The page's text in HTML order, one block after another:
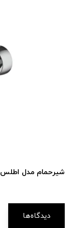
شیر‌حمام مدل اطلس
دیدگاه‌ها